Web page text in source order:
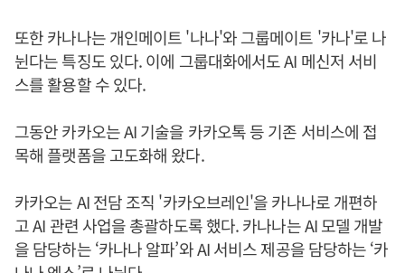
또한 카나나는 개인메이트 '나나'와 그룹메이트 '카나'로 나
뉜다는 특징도 있다. 이에 그룹대화에서도 AI 메신저 서비
스를 활용할 수 있다.
그동안 카카오는 AI 기술을 카카오톡 등 기존 서비스에 접
목해 플랫폼을 고도화해 왔다.
카카오는 AI 전담 조직 '카카오브레인'을 카나나로 개편하
고 AI 관련 사업을 총괄하도록 했다. 카나나는 AI 모델 개발
을 담당하는 ‘카나나 알파’와 AI 서비스 제공을 담당하는 ‘카